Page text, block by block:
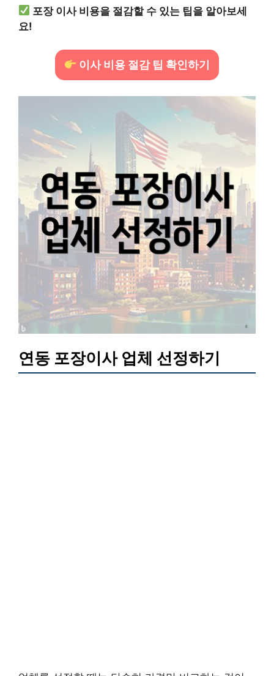
포장 이사 비용을 절감할 수 있는 팁을 알아보세
요!
이사 비용 절감 팁 확인하기
연동 포장이사 업체 선정하기